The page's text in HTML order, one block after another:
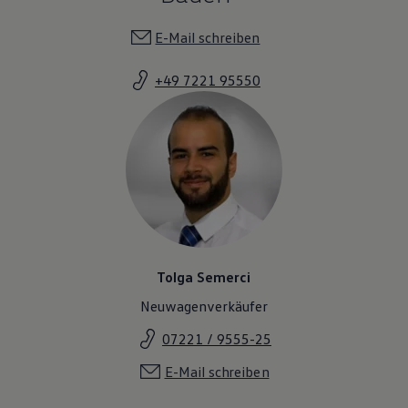
Lifestyle
Transport
Elektromobilität
Volkswagen R
Pannen- und Unfallhilfe
Volkswagen Kundenbetreuung
E-Mail schreiben
+49 7221 95550
Tolga Semerci
Neuwagenverkäufer
07221 / 9555-25
E-Mail schreiben